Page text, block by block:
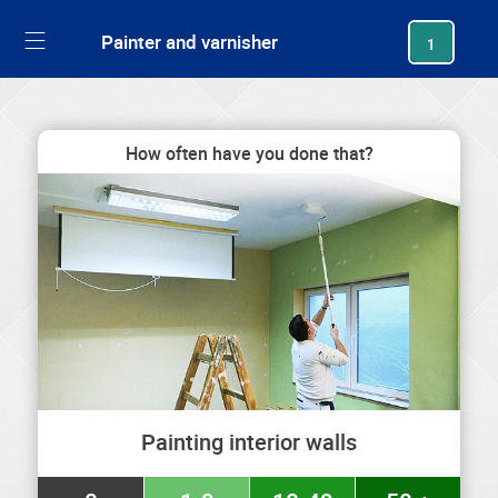
Painter and varnisher 1
How often have you done that?
Painting interior walls